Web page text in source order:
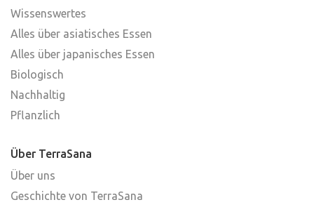
Wissenswertes
Alles über asiatisches Essen
Alles über japanisches Essen
Biologisch
Nachhaltig
Pflanzlich
Über TerraSana
Über uns
Geschichte von TerraSana